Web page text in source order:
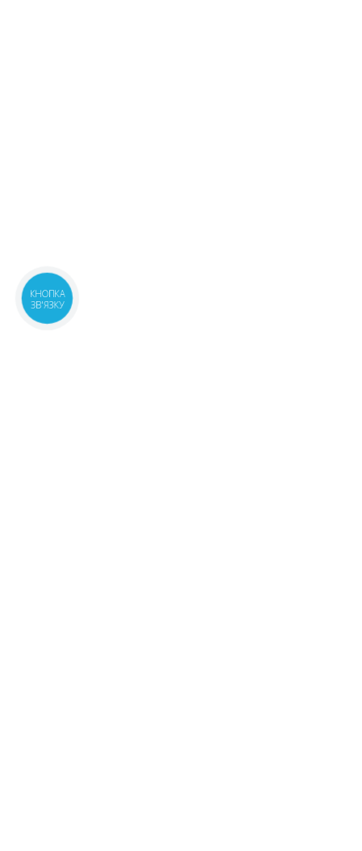
КНОПКА
ЗВ'ЯЗКУ